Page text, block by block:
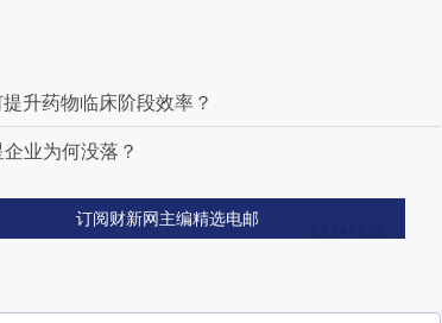
升药物临床阶段效率？
业为何没落？
订阅财新网主编精选电邮